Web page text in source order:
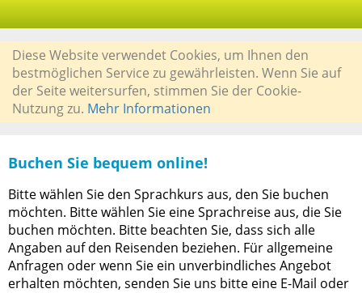
Diese Website verwendet Cookies, um Ihnen den
bestmöglichen Service zu gewährleisten. Wenn Sie auf
der Seite weitersurfen, stimmen Sie der Cookie-
Nutzung zu. Mehr Informationen
Buchen Sie bequem online!
Bitte wählen Sie den Sprachkurs aus, den Sie buchen
möchten. Bitte wählen Sie eine Sprachreise aus, die Sie
buchen möchten. Bitte beachten Sie, dass sich alle
Angaben auf den Reisenden beziehen. Für allgemeine
Anfragen oder wenn Sie ein unverbindliches Angebot
erhalten möchten, senden Sie uns bitte eine E-Mail oder